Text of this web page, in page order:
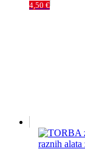
4,50 €